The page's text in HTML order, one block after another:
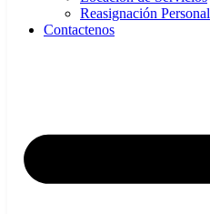
Reasignación Personal
Contactenos